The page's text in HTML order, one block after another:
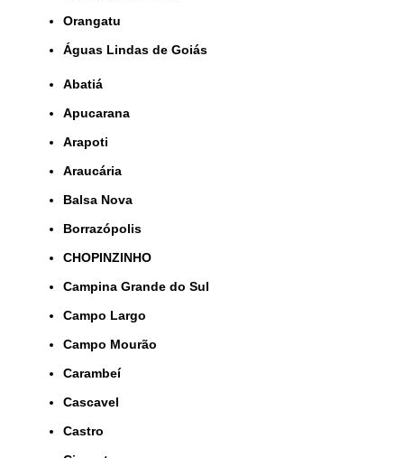
orangatu
Águas Lindas de Goiás
Abatiá
Apucarana
Arapoti
Araucária
Balsa Nova
Borrazópolis
CHOPINZINHO
Campina Grande do Sul
Campo Largo
Campo Mourão
Carambeí
Cascavel
Castro